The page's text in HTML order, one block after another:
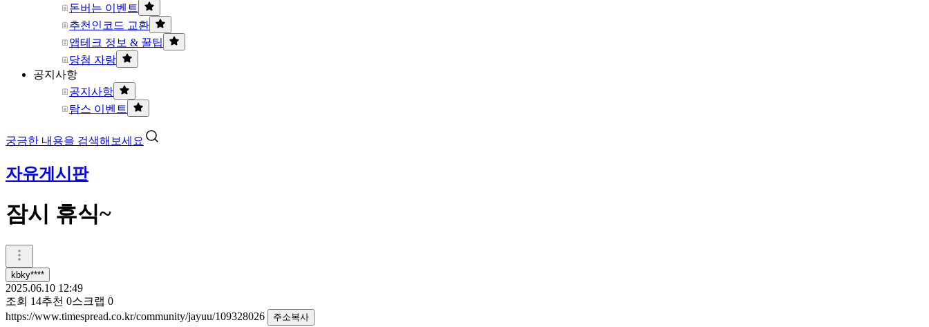
돈버는 이벤트
추천인코드 교환
앱테크 정보 & 꿀팁
당첨 자랑
공지사항
공지사항
탐스 이벤트
궁금한 내용을 검색해보세요
자유게시판
잠시 휴식~
kbky****
2025.06.10 12:49
조회 14추천 0스크랩 0
https://www.timespread.co.kr/community/jayuu/109328026
주소복사